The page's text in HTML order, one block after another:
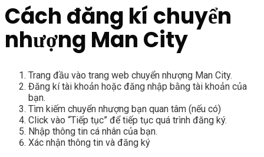
Cách đăng kí chuyển
nhượng Man City
Trang đầu vào trang web chuyển nhượng Man City.
Đăng kí tài khoản hoặc đăng nhập bằng tài khoản của
bạn.
Tìm kiếm chuyển nhượng bạn quan tâm (nếu có)
Click vào “Tiếp tục” để tiếp tục quá trình đăng ký.
Nhập thông tin cá nhân của bạn.
Xác nhận thông tin và đăng ký